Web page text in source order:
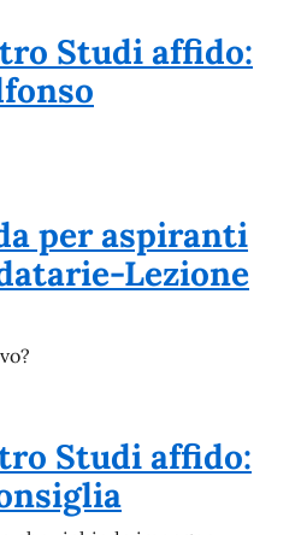
Studi affido:
per aspiranti
Lezione
Studi affido: